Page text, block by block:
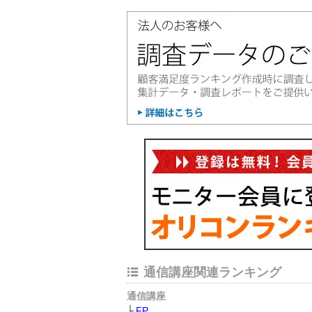
通信講座関連ランキング
通信講座